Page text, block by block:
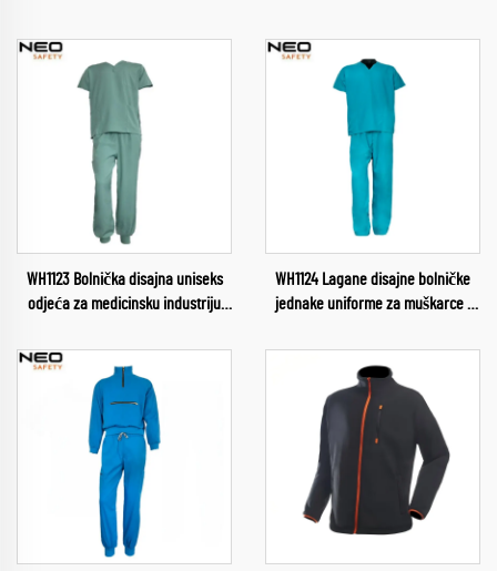
WH1123 Bolnička disajna uniseks
odjeća za medicinsku industriju
komplet radne odjeće za bolnicu
WH1124 Lagane disajne bolničke
jednake uniforme za muškarce i
uniforma s okruglim izrezom,
kompleti bolničkih uniformi